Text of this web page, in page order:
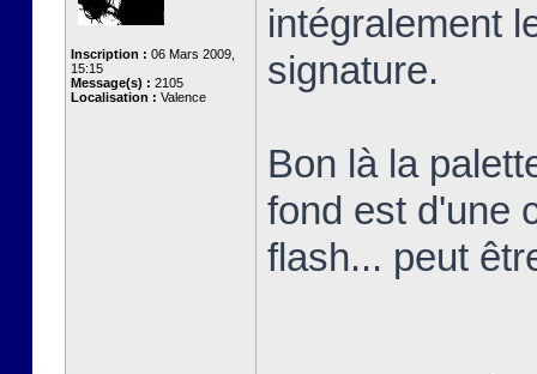
Inscription : 06 Mars 2009,
15:15
Message(s) : 2105
Localisation : Valence
intégralement
signature.
Bon là la
fond est d'une
flash... peut